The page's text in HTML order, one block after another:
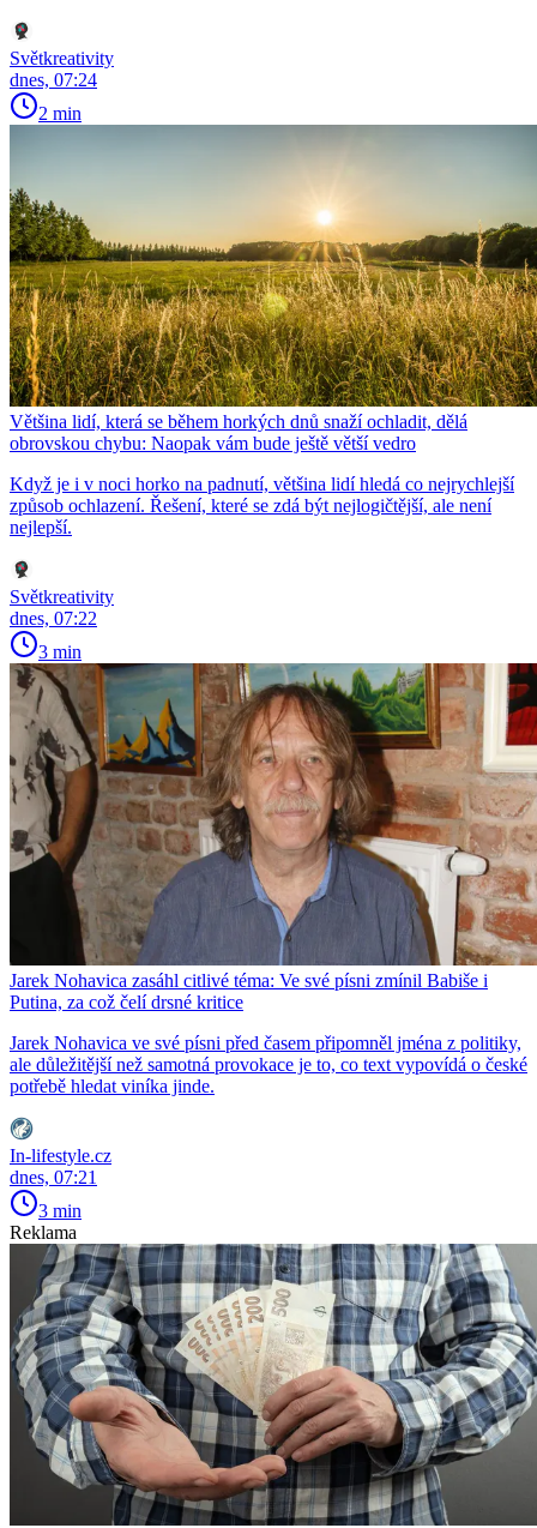
Světkreativity
dnes, 07:24
2 min
Většina lidí, která se během horkých dnů snaží ochladit, dělá
obrovskou chybu: Naopak vám bude ještě větší vedro
Když je i v noci horko na padnutí, většina lidí hledá co nejrychlejší
způsob ochlazení. Řešení, které se zdá být nejlogičtější, ale není
nejlepší.
Světkreativity
dnes, 07:22
3 min
Jarek Nohavica zasáhl citlivé téma: Ve své písni zmínil Babiše i
Putina, za což čelí drsné kritice
Jarek Nohavica ve své písni před časem připomněl jména z politiky,
ale důležitější než samotná provokace je to, co text vypovídá o české
potřebě hledat viníka jinde.
In-lifestyle.cz
dnes, 07:21
3 min
Reklama